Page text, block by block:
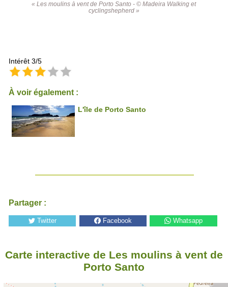
« Les moulins à vent de Porto Santo - © Madeira Walking et
cyclingshepherd »
Intérêt 3/5
À voir également :
L'île de Porto Santo
Partager :
Twitter Facebook Whatsapp
Carte interactive de Les moulins à vent de
Porto Santo